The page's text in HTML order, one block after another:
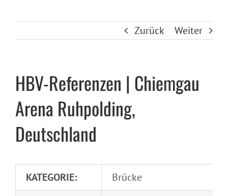
Zurück Weiter
HBV-Referenzen | Chiemgau
Arena Ruhpolding,
Deutschland
KATEGORIE:
Brücke